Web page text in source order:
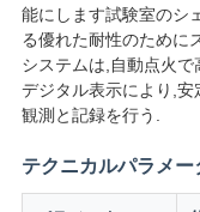
ュ
ー
ス
能にします試験室のシ
る優れた耐性のために
システムは,自動点火
デジタル表示により,
観測と記録を行う.
テクニカルパラメー